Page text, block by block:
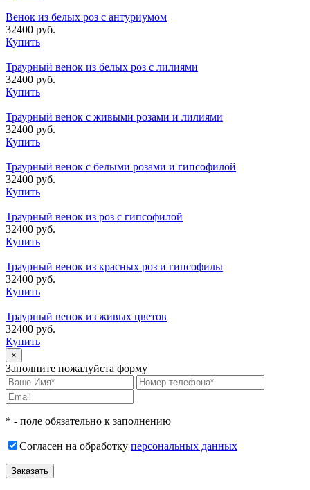
Венок из белых роз с антуриумом
32400 руб.
Купить
Траурный венок из белых роз с лилиями
32400 руб.
Купить
Траурный венок с живыми розами и лилиями
32400 руб.
Купить
Траурный венок с белыми розами и гипсофилой
32400 руб.
Купить
Траурный венок из роз с гипсофилой
32400 руб.
Купить
Траурный венок из красных роз и гипсофилы
32400 руб.
Купить
Траурный венок из живых цветов
32400 руб.
Купить
×
Заполните пожалуйста форму
* - поле обязательно к заполнению
Согласен на обработку персональных данных